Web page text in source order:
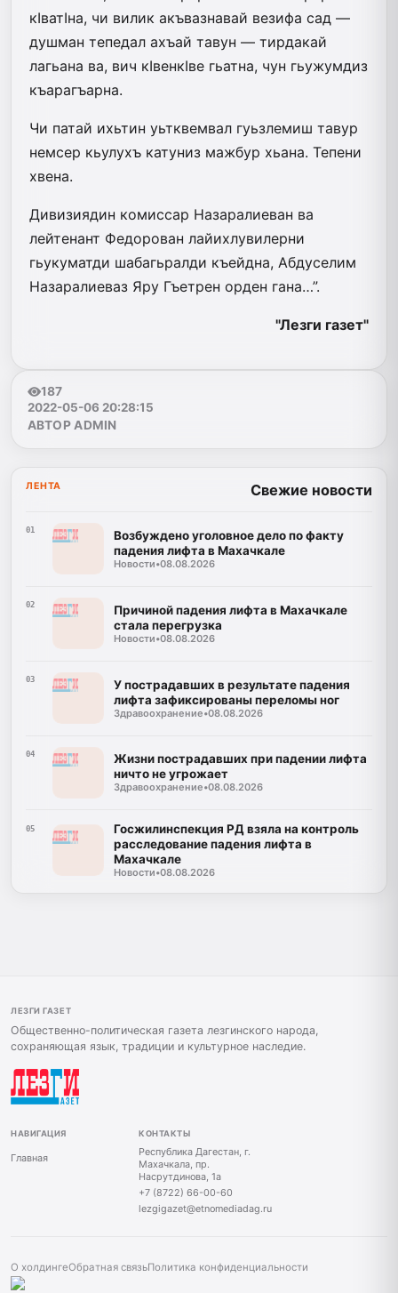
кIватIна, чи вилик акъвазнавай везифа сад —
душман тепедал ахъай тавун — тирдакай
лагьана ва, вич кIвенкIве гьатна, чун гьужумдиз
къарагъарна.
Чи патай ихьтин уьтквемвал гуьзлемиш тавур
немсер кьулухъ катуниз мажбур хьана. Тепени
хвена.
Дивизиядин комиссар Назаралиеван ва
лейтенант Федорован лайихлувилерни
гьукуматди шабагьралди къейдна, Абдуселим
Назаралиеваз Яру Гъетрен орден гана…”.
"Лезги газет"
187
2022-05-06 20:28:15
АВТОР ADMIN
ЛЕНТА Свежие новости
01
Возбуждено уголовное дело по факту
падения лифта в Махачкале
Новости•08.08.2026
02
Причиной падения лифта в Махачкале
стала перегрузка
Новости•08.08.2026
03
У пострадавших в результате падения
лифта зафиксированы переломы ног
Здравоохранение•08.08.2026
04
Жизни пострадавших при падении лифта
ничто не угрожает
Здравоохранение•08.08.2026
05
Госжилинспекция РД взяла на контроль
расследование падения лифта в
Махачкале
Новости•08.08.2026
ЛЕЗГИ ГАЗЕТ
Общественно-политическая газета лезгинского народа,
сохраняющая язык, традиции и культурное наследие.
НАВИГАЦИЯ
Главная
КОНТАКТЫ
Республика Дагестан, г.
Махачкала, пр.
Насрутдинова, 1а
+7 (8722) 66-00-60
lezgigazet@etnomediadag.ru
О холдингеОбратная связьПолитика конфиденциальности